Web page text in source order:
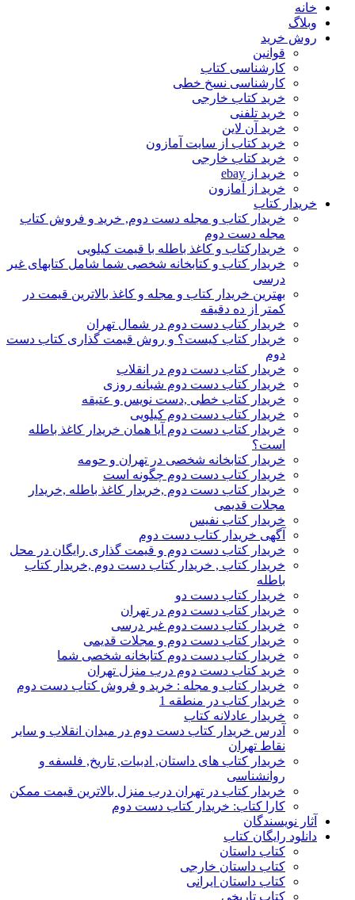
خانه
وبلاگ
روش خرید
قوانین
کارشناسی کتاب
کارشناسی نسخ خطی
خرید کتاب خارجی
خرید تلفنی
خرید آن لاین
خرید کتاب از سایت آمازون
خرید کتاب خارجی
خرید از ebay
خرید از آمازون
خریدار کتاب
خریدار کتاب و مجله دست دوم, خرید و فروش کتاب
مجله دست دوم
خریدارکتاب و کاغذ باطله با قیمت کیلویی
خریدار کتاب و کتابخانه شخصی شما شامل کتابهای غیر
درسی
بهترین خریدار کتاب و مجله و کاغذ بالاترین قیمت در
کمتر از ده دقیقه
خریدار کتاب دست دوم در شمال تهران
خریدار کتاب کیست؟ و روش قیمت گذاری کتاب دست
دوم
خریدار کتاب دست دوم در انقلاب
خریدار کتاب دست دوم شبانه روزی
خریدار کتاب خطی ,دست نویس و عتیقه
خریدار کتاب دست دوم کیلویی
خریدار کتاب دست دوم آیا همان خریدار کاغذ باطله
است؟
خریدار کتابخانه شخصی در تهران و حومه
خریدار کتاب دست دوم چگونه است
خریدار کتاب دست دوم ,خریدار کاغذ باطله ,خریدار
مجلات قدیمی
خریدار کتاب نفیس
آگهی خریدار کتاب دست دوم
خریدار کتاب دست دوم و قیمت گذاری رایگان در محل
خریدار کتاب , خریدار کتاب دست دوم ,خریدار کتاب
باطله
خریدار کتاب دست دو
خریدار کتاب دست دوم در تهران
خریدار کتاب دست دوم غیر درسی
خریدار کتاب دست دوم و مجلات قدیمی
خریدار کتاب دست دوم کتابخانه شخصی شما
خرید کتاب دست دوم درب منزل تهران
خریدار کتاب و مجله : خرید و فروش کتاب دست دوم
خریدار کتاب در منطقه 1
خریدار عادلانه کتاب
آدرس خریدار کتاب دست دوم در میدان انقلاب و سایر
نقاط تهران
خریدار کتاب های داستان, ادبیات, تاریخ, فلسفه و
روانشناسی
خریدار کتاب در تهران درب منزل بالاترین قیمت ممکن
کارا کتاب: خریدار کتاب دست دوم
آثار نویسندگان
دانلود رایگان کتاب
کتاب داستان
کتاب داستان خارجی
کتاب داستان ایرانی
کتاب تاریخی